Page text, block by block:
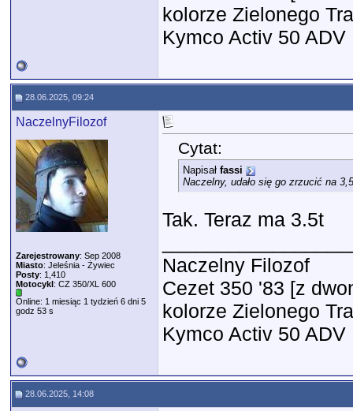
kolorze Zielonego
Kymco Activ 50 ADV
28.06.2025, 09:24
NaczelnyFilozof
Zarejestrowany: Sep 2008
Miasto: Jeleśnia - Żywiec
Posty: 1,410
Motocykl: CZ 350/XL 600
Online: 1 miesiąc 1 tydzień 6 dni 5
godz 53 s
Cytat:
Napisał fassi
Naczelny, udało się go zrzucić na
Tak. Teraz ma 3.5t
Naczelny Filozof
Cezet 350 '83 [z
kolorze Zielonego
Kymco Activ 50 ADV
28.06.2025, 14:08